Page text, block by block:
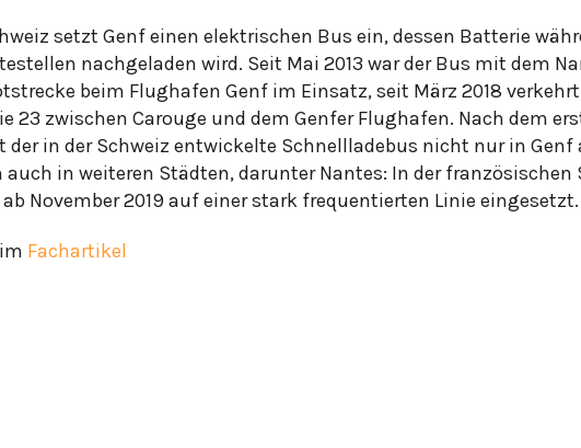
setzt Genf einen elektrischen Bus ein, dessen Batterie
nachgeladen wird. Seit Mai 2013 war der Bus mit dem
beim Flughafen Genf im Einsatz, seit März 2018
23 zwischen Carouge und dem Genfer Flughafen. Nach dem
der in der Schweiz entwickelte Schnellladebus nicht nur in Genf
auch in weiteren Städten, darunter Nantes: In der französischen
ab November 2019 auf einer stark frequentierten Linie eingesetzt.
Fachartikel